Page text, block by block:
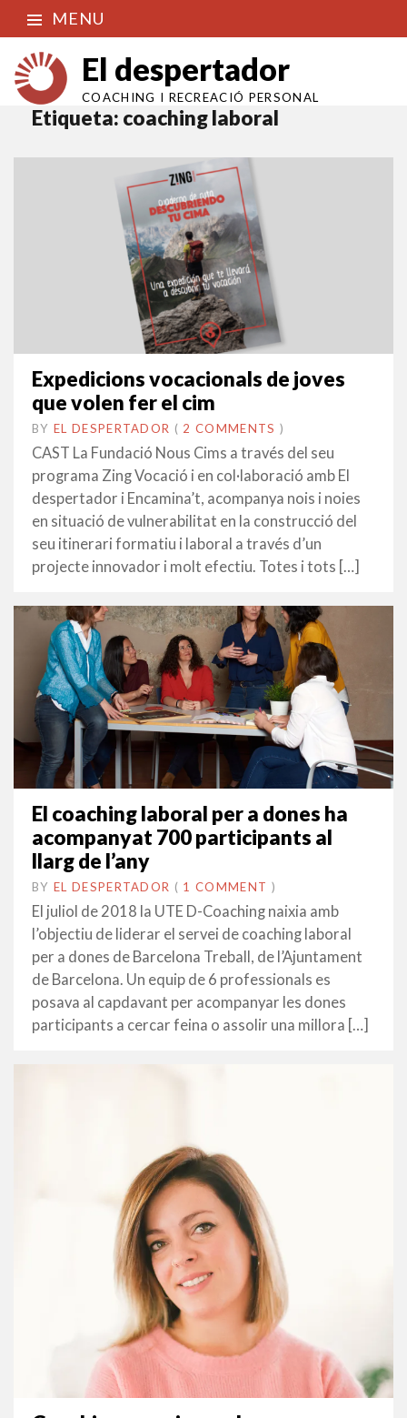
MENU
El despertador
COACHING I RECREACIÓ PERSONAL
Etiqueta: coaching laboral
Expedicions vocacionals de joves
que volen fer el cim
BY EL DESPERTADOR ON
10
NOVEMBRE
•( 2 COMMENTS )
CAST La Fundació Nous Cims a través del seu
programa Zing Vocació i en col·laboració amb El
despertador i Encamina’t, acompanya nois i noies
en situació de vulnerabilitat en la construcció del
seu itinerari formatiu i laboral a través d’un
projecte innovador i molt efectiu. Totes i tots […]
El coaching laboral per a dones ha
acompanyat 700 participants al
llarg de l’any
BY EL DESPERTADOR ON
26
JUNY
•( 1 COMMENT )
El juliol de 2018 la UTE D-Coaching naixia amb
l’objectiu de liderar el servei de coaching laboral
per a dones de Barcelona Treball, de l’Ajuntament
de Barcelona. Un equip de 6 professionals es
posava al capdavant per acompanyar les dones
participants a cercar feina o assolir una millora […]